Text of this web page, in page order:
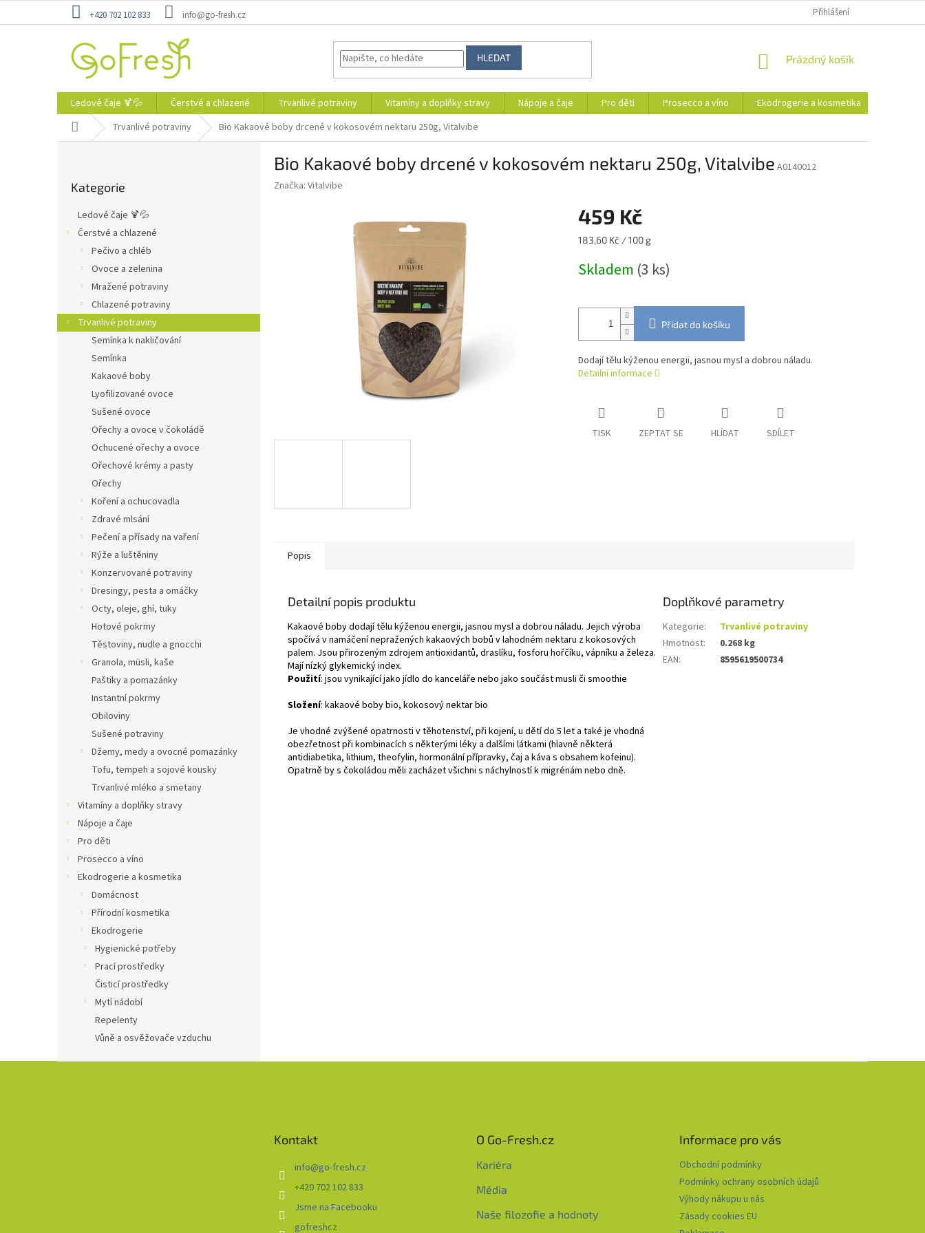
+420 702 102 833 info@go-fresh.cz Přihlášení
HLEDAT
NÁKUPNÍ
Prázdný košík
Ledové čaje 🍹💦 Čerstvé a chlazené Trvanlivé potraviny Vitamíny a doplňky stravy Nápoje a čaje Pro děti Prosecco a víno Ekodrogerie a kosmetika
Domů Trvanlivé potraviny Bio Kakaové boby drcené v kokosovém nektaru 250g, Vitalvibe
n
e
kategorie
Kategorie
Ledové čaje 🍹💦
Čerstvé a chlazené
Pečivo a chléb
Ovoce a zelenina
Mražené potraviny
Chlazené potraviny
Trvanlivé potraviny
Semínka k nakličování
Semínka
Kakaové boby
Lyofilizované ovoce
Sušené ovoce
Ořechy a ovoce v čokoládě
Ochucené ořechy a ovoce
Ořechové krémy a pasty
Ořechy
Koření a ochucovadla
Zdravé mlsání
Pečení a přísady na vaření
Rýže a luštěniny
Konzervované potraviny
Dresingy, pesta a omáčky
Octy, oleje, ghí, tuky
Hotové pokrmy
Těstoviny, nudle a gnocchi
Granola, müsli, kaše
Paštiky a pomazánky
Instantní pokrmy
Obiloviny
Sušené potraviny
Džemy, medy a ovocné pomazánky
Tofu, tempeh a sojové kousky
Trvanlivé mléko a smetany
Vitamíny a doplňky stravy
Nápoje a čaje
Pro děti
Prosecco a víno
Ekodrogerie a kosmetika
Domácnost
Přírodní kosmetika
Ekodrogerie
Hygienické potřeby
Prací prostředky
Čisticí prostředky
Mytí nádobí
Repelenty
Vůně a osvěžovače vzduchu
Bio Kakaové boby drcené v kokosovém nektaru 250g, Vitalvibe A0140012
Značka: Vitalvibe
459 Kč
Měrná
183,60 Kč / 100 g
Skladem (3 ks)
Přidat do košíku
Dodají tělu kýženou energii, jasnou mysl a dobrou náladu.
Detailní informace
TISK ZEPTAT SE HLÍDAT SDÍLET
Popis
Detailní popis produktu
Kakaové boby dodají tělu kýženou energii, jasnou mysl a dobrou náladu. Jejich výroba
spočívá v namáčení nepražených kakaových bobů v lahodném nektaru z kokosových
palem. Jsou přirozeným zdrojem antioxidantů, draslíku, fosforu hořčíku, vápníku a železa.
Mají nízký glykemický index.
Použití: jsou vynikající jako jídlo do kanceláře nebo jako součást musli či smoothie
Složení: kakaové boby bio, kokosový nektar bio
Je vhodné zvýšené opatrnosti v těhotenství, při kojení, u dětí do 5 let a také je vhodná
obezřetnost při kombinacích s některými léky a dalšími látkami (hlavně některá
antidiabetika, lithium, theofylin, hormonální přípravky, čaj a káva s obsahem kofeinu).
Opatrně by s čokoládou měli zacházet všichni s náchylností k migrénám nebo dně.
Doplňkové parametry
Kategorie:
Trvanlivé potraviny
Hmotnost:
0.268 kg
EAN: 8595619500734
Kontakt
info@go-fresh.cz
+420 702 102 833
Jsme na Facebooku
gofreshcz
O Go-Fresh.cz
Kariéra
Média
Naše filozofie a hodnoty
Informace pro vás
Obchodní podmínky
Podmínky ochrany osobních údajů
Výhody nákupu u nás
Zásady cookies EU